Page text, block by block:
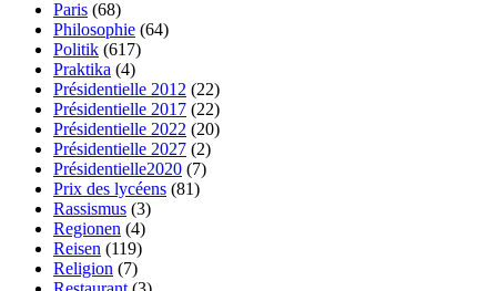
Paris (68)
Philosophie (64)
Politik (617)
Praktika (4)
Présidentielle 2012 (22)
Présidentielle 2017 (22)
Présidentielle 2022 (20)
Présidentielle 2027 (2)
Présidentielle2020 (7)
Prix des lycéens (81)
Rassismus (3)
Regionen (4)
Reisen (119)
Religion (7)